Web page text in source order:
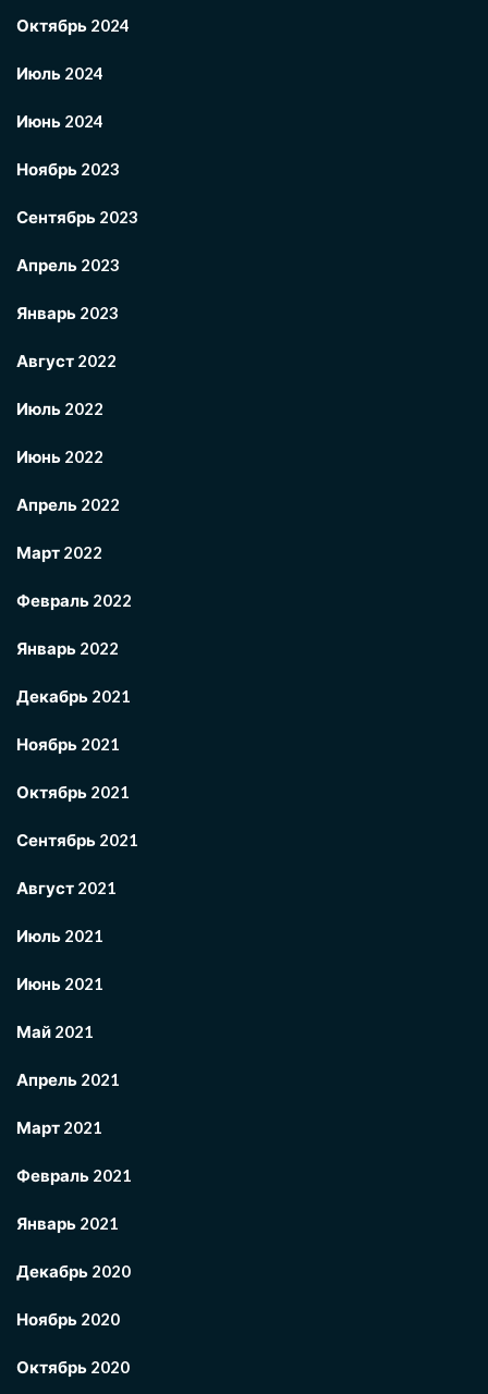
Октябрь 2024
Июль 2024
Июнь 2024
Ноябрь 2023
Сентябрь 2023
Апрель 2023
Январь 2023
Август 2022
Июль 2022
Июнь 2022
Апрель 2022
Март 2022
Февраль 2022
Январь 2022
Декабрь 2021
Ноябрь 2021
Октябрь 2021
Сентябрь 2021
Август 2021
Июль 2021
Июнь 2021
Май 2021
Апрель 2021
Март 2021
Февраль 2021
Январь 2021
Декабрь 2020
Ноябрь 2020
Октябрь 2020